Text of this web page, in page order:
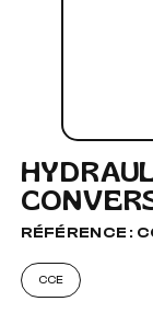
RÉFÉRENCE :
CCE